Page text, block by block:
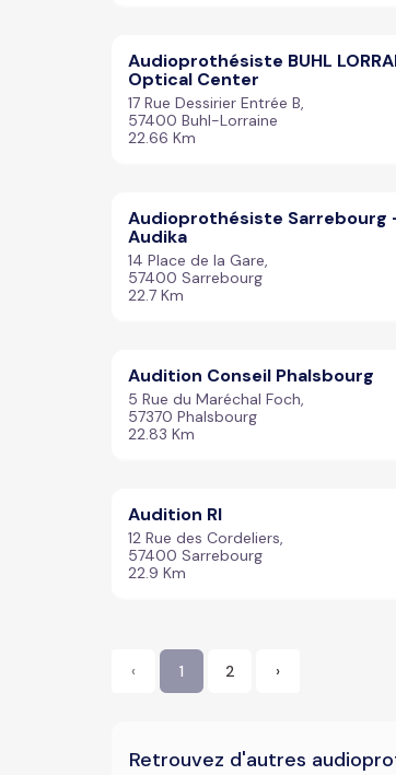
Audioprothésiste BUHL
Optical Center
17 Rue Dessirier Entrée B,
57400 Buhl-Lorraine
22.66 Km
Audioprothésiste Sarrebourg
Audika
14 Place de la Gare,
57400 Sarrebourg
22.7 Km
Audition Conseil Phalsbourg
5 Rue du Maréchal Foch,
57370 Phalsbourg
22.83 Km
Audition Rl
12 Rue des Cordeliers,
57400 Sarrebourg
22.9 Km
‹ 1 2 ›
Retrouvez d'autres